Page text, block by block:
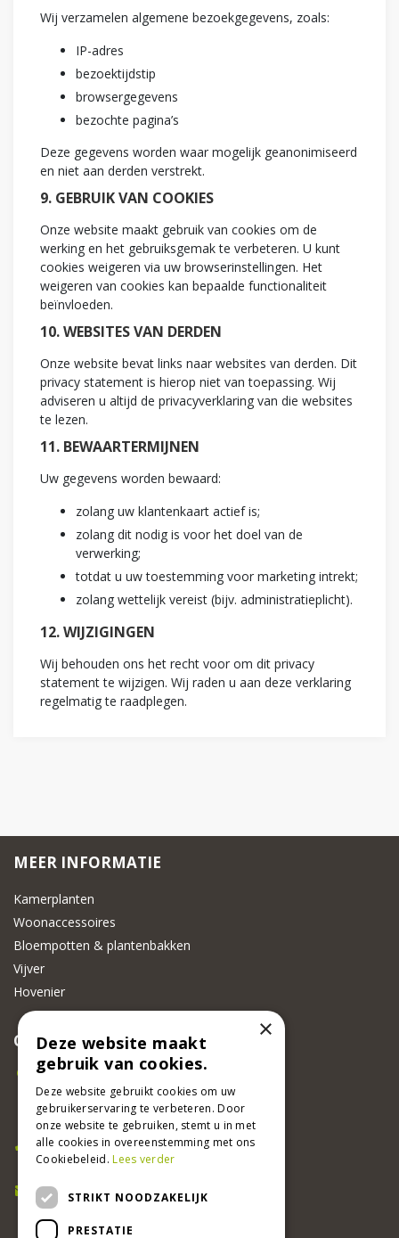
Wij verzamelen algemene bezoekgegevens, zoals:
IP-adres
bezoektijdstip
browsergegevens
bezochte pagina’s
Deze gegevens worden waar mogelijk geanonimiseerd
en niet aan derden verstrekt.
9. GEBRUIK VAN COOKIES
Onze website maakt gebruik van cookies om de
werking en het gebruiksgemak te verbeteren. U kunt
cookies weigeren via uw browserinstellingen. Het
weigeren van cookies kan bepaalde functionaliteit
beïnvloeden.
10. WEBSITES VAN DERDEN
Onze website bevat links naar websites van derden. Dit
privacy statement is hierop niet van toepassing. Wij
adviseren u altijd de privacyverklaring van die websites
te lezen.
11. BEWAARTERMIJNEN
Uw gegevens worden bewaard:
zolang uw klantenkaart actief is;
zolang dit nodig is voor het doel van de
verwerking;
totdat u uw toestemming voor marketing intrekt;
zolang wettelijk vereist (bijv. administratieplicht).
12. WIJZIGINGEN
Wij behouden ons het recht voor om dit privacy
statement te wijzigen. Wij raden u aan deze verklaring
regelmatig te raadplegen.
MEER INFORMATIE
Kamerplanten
Woonaccessoires
Bloempotten & plantenbakken
Vijver
Hovenier
CONTACT
Beeker Tuincentrum
Adsteeg 31
6191 PW Beek
Bel ons
046 437 2881
E-mail
info@beekertuincentrum.nl
×
Deze website maakt
gebruik van cookies.
Deze website gebruikt cookies om uw
gebruikerservaring te verbeteren. Door
onze website te gebruiken, stemt u in met
alle cookies in overeenstemming met ons
Cookiebeleid.Lees verder
STRIKT NOODZAKELIJK
PRESTATIE